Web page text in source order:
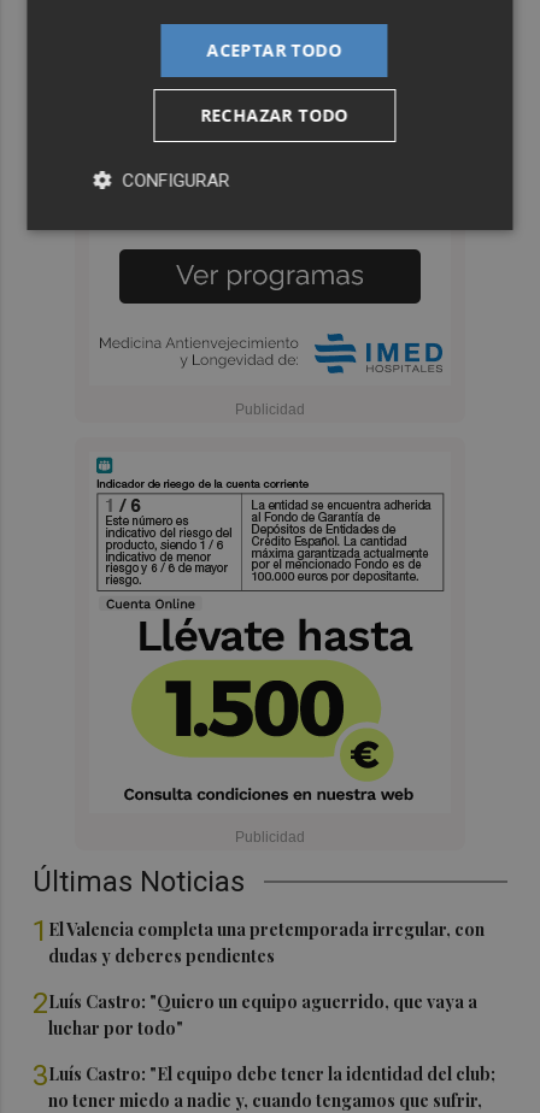
Últimas Noticias
1 El Valencia completa una pretemporada irregular, con
dudas y deberes pendientes
2Luís Castro: "Quiero un equipo aguerrido, que vaya a
luchar por todo"
3Luís Castro: "El equipo debe tener la identidad del club;
no tener miedo a nadie y, cuando tengamos que sufrir,
ACEPTAR TODO
RECHAZAR TODO
CONFIGURAR